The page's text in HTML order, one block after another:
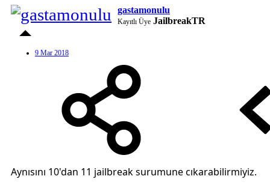
gastamonulu
Kayıtlı Üye JailbreakTR
9 Mar 2018
Aynısını 10'dan 11 jailbreak surumune cıkarabilirmiyiz.